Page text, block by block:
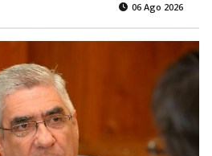
06 Ago 2026